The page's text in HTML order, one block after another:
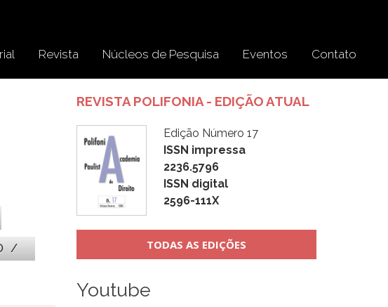
Revista Núcleos de Pesquisa Eventos Contato
REVISTA POLIFONIA - EDIÇÃO ATUAL
Edição Número 17
ISSN impressa
2236.5796
ISSN digital
2596-111X
TODAS AS EDIÇÕES
Youtube